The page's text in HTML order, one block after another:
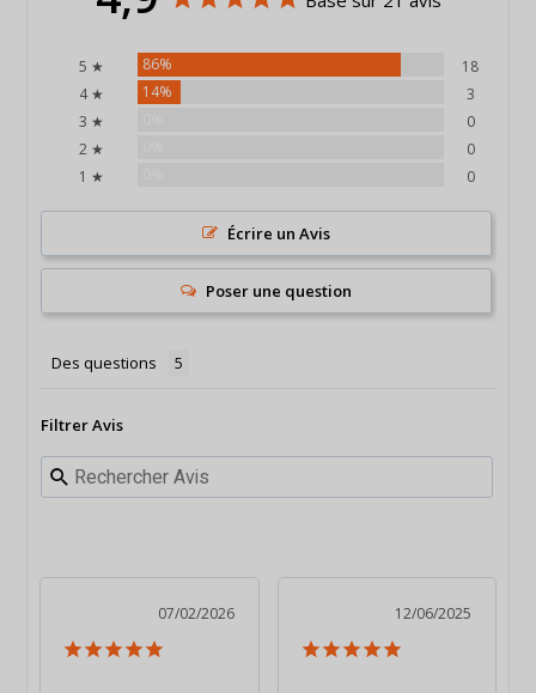
5 ★ 86%
18
4 ★
14%
3
3 ★
0
2 ★
0
1 ★
0
Écrire un Avis
Poser une question
Des questions
Filtrer Avis
07/02/2026 12/06/2025